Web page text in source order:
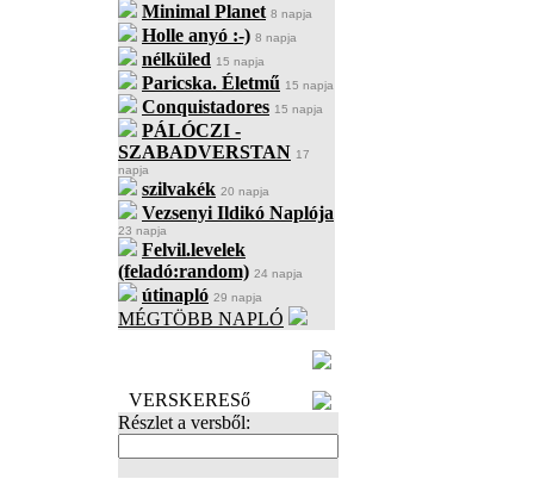
Minimal Planet 8 napja
Holle anyó :-) 8 napja
nélküled 15 napja
Paricska. Életmű 15 napja
Conquistadores 15 napja
PÁLÓCZI -
SZABADVERSTAN 17
napja
szilvakék 20 napja
Vezsenyi Ildikó Naplója
23 napja
Felvil.levelek
(feladó:random) 24 napja
útinapló 29 napja
MÉGTÖBB NAPLÓ
VERSKERESő
Részlet a versből: